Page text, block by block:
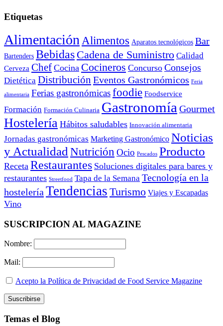
Etiquetas
Alimentación Alimentos Aparatos tecnológicos Bar
Bartenders Bebidas Cadena de Suministro Calidad
Cerveza Chef Cocina Cocineros Concurso Consejos
Dietética Distribución Eventos Gastronómicos Feria
alimentaria Ferias gastronómicasfoodie Foodservice
Formación Formación Culinaria Gastronomía Gourmet
Hostelería Hábitos saludables Innovación alimentaria
Jornadas gastronómicas Marketing Gastronómico Noticias
y Actualidad Nutrición Ocio Pescados Producto
Receta Restaurantes Soluciones digitales para bares y
restaurantes Streetfood Tapa de la Semana Tecnología en la
hostelería Tendencias Turismo Viajes y Escapadas
Vino
SUSCRIPCION AL MAGAZINE
Nombre:
Mail:
Acepto la Política de Privacidad de Food Service Magazine
Temas el Blog